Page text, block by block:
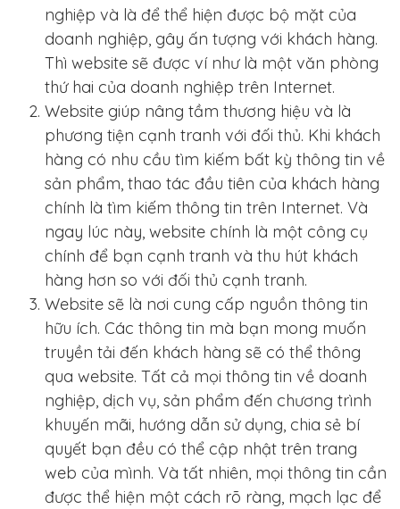
nghiệp và là để thể hiện được bộ mặt của
doanh nghiệp, gây ấn tượng với khách hàng.
Thì website sẽ được ví như là một văn phòng
thứ hai của doanh nghiệp trên Internet.
Website giúp nâng tầm thương hiệu và là
phương tiện cạnh tranh với đối thủ. Khi khách
hàng có nhu cầu tìm kiếm bất kỳ thông tin về
sản phẩm, thao tác đầu tiên của khách hàng
chính là tìm kiếm thông tin trên Internet. Và
ngay lúc này, website chính là một công cụ
chính để bạn cạnh tranh và thu hút khách
hàng hơn so với đối thủ cạnh tranh.
Website sẽ là nơi cung cấp nguồn thông tin
hữu ích. Các thông tin mà bạn mong muốn
truyền tải đến khách hàng sẽ có thể thông
qua website. Tất cả mọi thông tin về doanh
nghiệp, dịch vụ, sản phẩm đến chương trình
khuyến mãi, hướng dẫn sử dụng, chia sẻ bí
quyết bạn đều có thể cập nhật trên trang
web của mình. Và tất nhiên, mọi thông tin cần
được thể hiện một cách rõ ràng, mạch lạc để